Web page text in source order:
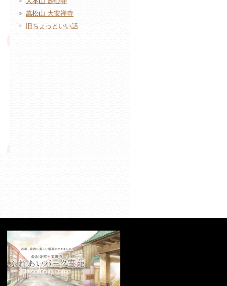
萬松山 大安禅寺
旧ちょっといい話